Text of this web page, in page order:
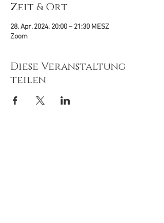
Zeit & Ort
28. Apr. 2024, 20:00 – 21:30 MESZ
Zoom
Diese Veranstaltung
teilen